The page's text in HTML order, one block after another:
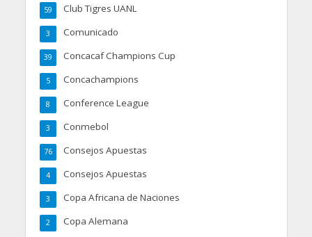
Club Tigres UANL
59
Comunicado
3
Concacaf Champions Cup
39
Concachampions
5
Conference League
8
Conmebol
3
Consejos Apuestas
76
Consejos Apuestas
4
Copa Africana de Naciones
3
Copa Alemana
2